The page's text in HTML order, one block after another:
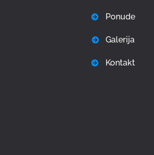
Ponude
Galerija
Kontakt